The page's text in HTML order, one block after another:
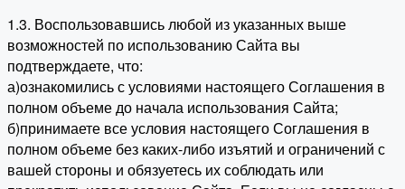
1.3. Воспользовавшись любой из указанных выше
возможностей по использованию Сайта вы
подтверждаете, что:
а)ознакомились с условиями настоящего Соглашения в
полном объеме до начала использования Сайта;
б)принимаете все условия настоящего Соглашения в
полном объеме без каких-либо изъятий и ограничений с
вашей стороны и обязуетесь их соблюдать или